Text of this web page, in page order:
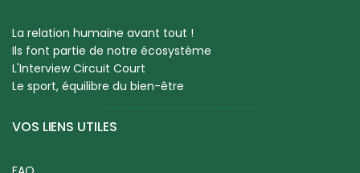
La relation humaine avant tout !
Ils font partie de notre écosystème
L'Interview Circuit Court
Le sport, équilibre du bien-être
VOS LIENS UTILES